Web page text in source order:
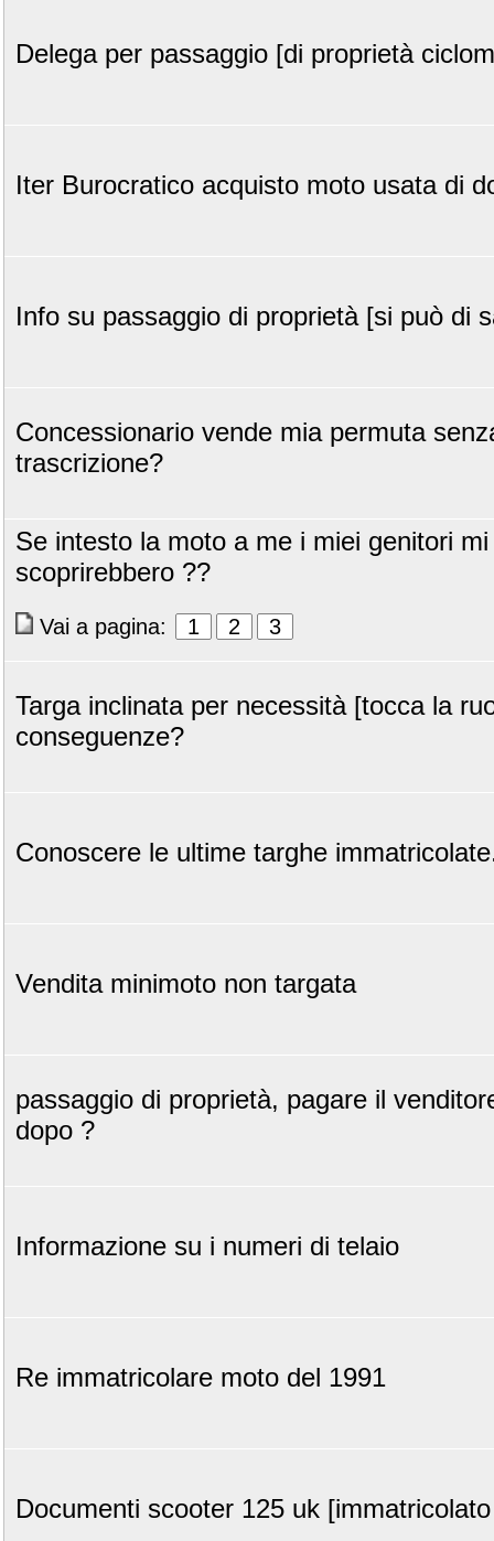
Delega per passaggio [di proprietà
Iter Burocratico acquisto moto usata di
Info su passaggio di proprietà [si può di
Concessionario vende mia permuta
trascrizione?
Se intesto la moto a me i miei genitori mi
scoprirebbero ??
Vai a pagina: 1 2 3
Targa inclinata per necessità [tocca la
conseguenze?
Conoscere le ultime targhe
Vendita minimoto non targata
passaggio di proprietà, pagare il
dopo ?
Informazione su i numeri di telaio
Re immatricolare moto del 1991
Documenti scooter 125 uk